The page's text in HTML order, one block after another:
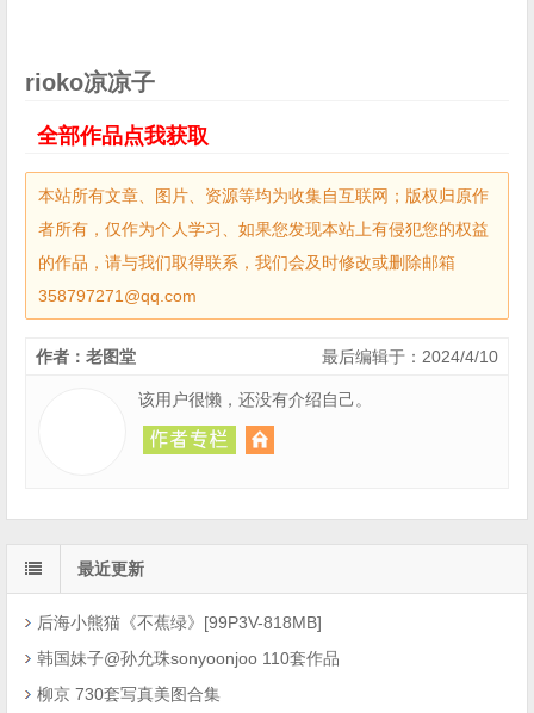
rioko凉凉子
全部作品点我获取
本站所有文章、图片、资源等均为收集自互联网；版权归原作
者所有，仅作为个人学习、如果您发现本站上有侵犯您的权益
的作品，请与我们取得联系，我们会及时修改或删除邮箱
358797271@qq.com
最后编辑于：2024/4/10
作者：老图堂
该用户很懒，还没有介绍自己。
最近更新
后海小熊猫《不蕉绿》[99P3V-818MB]
韩国妹子@孙允珠sonyoonjoo 110套作品
柳京 730套写真美图合集